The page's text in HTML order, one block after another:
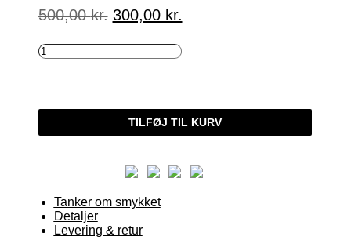
500,00kr. Den
oprindelige
300,00 kr.aktuelle
er:
ALVA
ANTAL
TILFØJ TIL KURV
Tanker om smykket
Detaljer
Levering & retur